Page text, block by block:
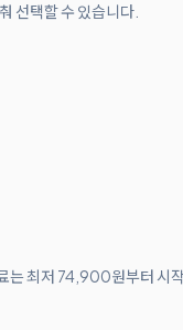
선택할 수 있습니다.
는 최저 74,900원부터 시